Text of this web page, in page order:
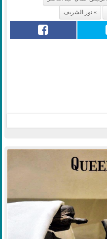
نور الشريف